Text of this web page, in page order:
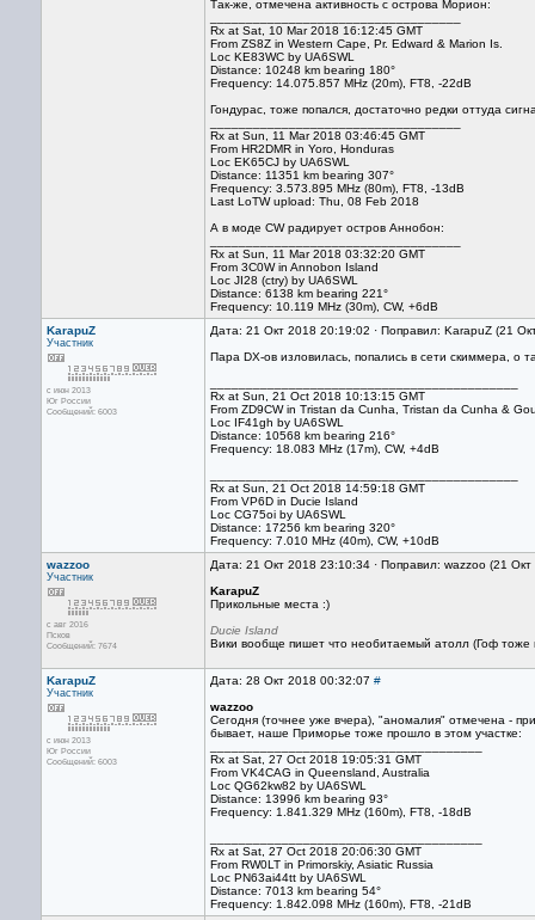
Так-же, отмечена активность с острова Морион:
Rx at Sat, 10 Mar 2018 16:12:45 GMT
From ZS8Z in Western Cape, Pr. Edward & Marion Is.
Loc KE83WC by UA6SWL
Distance: 10248 km bearing 180°
Frequency: 14.075.857 MHz (20m), FT8, -22dB
Гондурас, тоже попался, достаточно редки оттуда
Rx at Sun, 11 Mar 2018 03:46:45 GMT
From HR2DMR in Yoro, Honduras
Loc EK65CJ by UA6SWL
Distance: 11351 km bearing 307°
Frequency: 3.573.895 MHz (80m), FT8, -13dB
Last LoTW upload: Thu, 08 Feb 2018
А в моде CW радирует остров Аннобон:
Rx at Sun, 11 Mar 2018 03:32:20 GMT
From 3C0W in Annobon Island
Loc JI28 (ctry) by UA6SWL
Distance: 6138 km bearing 221°
Frequency: 10.119 MHz (30m), CW, +6dB
KarapuZ
Участник
с июн 2013
Юг России
Сообщений: 6003
Дата: 21 Окт 2018 20:19:02 · Поправил: KarapuZ (21
Пара DX-ов изловилась, попались в сети скиммера, о
Rx at Sun, 21 Oct 2018 10:13:15 GMT
From ZD9CW in Tristan da Cunha, Tristan da Cunha &
Loc IF41gh by UA6SWL
Distance: 10568 km bearing 216°
Frequency: 18.083 MHz (17m), CW, +4dB
Rx at Sun, 21 Oct 2018 14:59:18 GMT
From VP6D in Ducie Island
Loc CG75oi by UA6SWL
Distance: 17256 km bearing 320°
Frequency: 7.010 MHz (40m), CW, +10dB
wazzoo
Участник
с авг 2016
Псков
Сообщений: 7674
Дата: 21 Окт 2018 23:10:34 · Поправил: wazzoo (21
KarapuZ
Прикольные места :)
Ducie Island
Вики вообще пишет что необитаемый атолл (Гоф тоже
KarapuZ
Участник
с июн 2013
Юг России
Сообщений: 6003
Дата: 28 Окт 2018 00:32:07 #
wazzoo
Сегодня (точнее уже вчера), "аномалия" отмечена -
бывает, наше Приморье тоже прошло в этом участке:
Rx at Sat, 27 Oct 2018 19:05:31 GMT
From VK4CAG in Queensland, Australia
Loc QG62kw82 by UA6SWL
Distance: 13996 km bearing 93°
Frequency: 1.841.329 MHz (160m), FT8, -18dB
Rx at Sat, 27 Oct 2018 20:06:30 GMT
From RW0LT in Primorskiy, Asiatic Russia
Loc PN63ai44tt by UA6SWL
Distance: 7013 km bearing 54°
Frequency: 1.842.098 MHz (160m), FT8, -21dB